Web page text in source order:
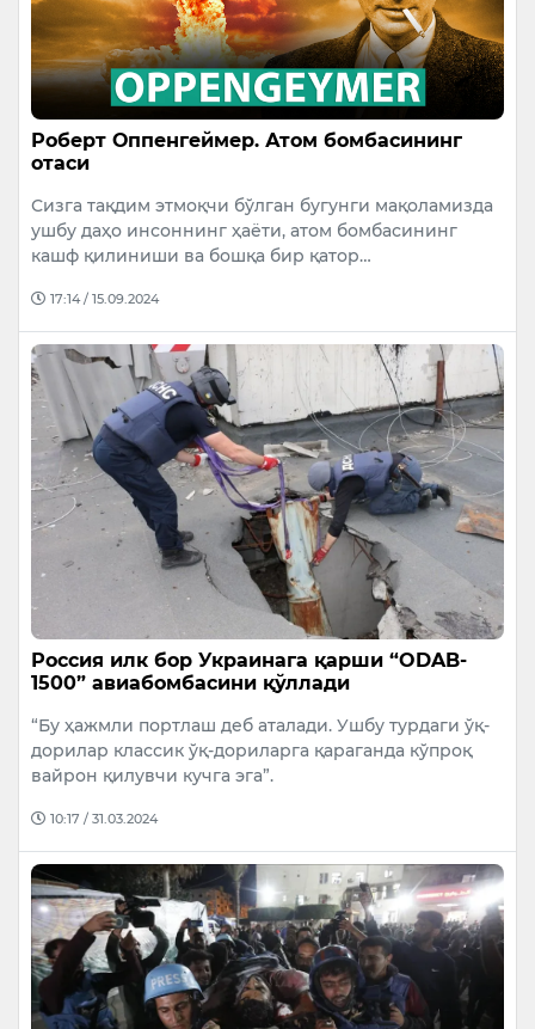
Роберт Оппенгеймер. Атом бомбасининг
отаси
Сизга тақдим этмоқчи бўлган бугунги мақоламизда
ушбу даҳо инсоннинг ҳаёти, атом бомбасининг
кашф қилиниши ва бошқа бир қатор…
17:14 / 15.09.2024
Россия илк бор Украинага қарши “ODAB-
1500” авиабомбасини қўллади
“Бу ҳажмли портлаш деб аталади. Ушбу турдаги ўқ-
дорилар классик ўқ-дориларга қараганда кўпроқ
вайрон қилувчи кучга эга”.
10:17 / 31.03.2024